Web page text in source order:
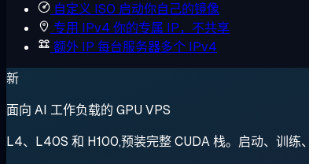
自定义 ISO 启动你自己的镜像
专用 IPv4 你的专属 IP，不共享
额外 IP 每台服务器多个 IPv4
新
面向 AI 工作负载的 GPU VPS
L4、L40S 和 H100,预装完整 CUDA 栈。启动、训练